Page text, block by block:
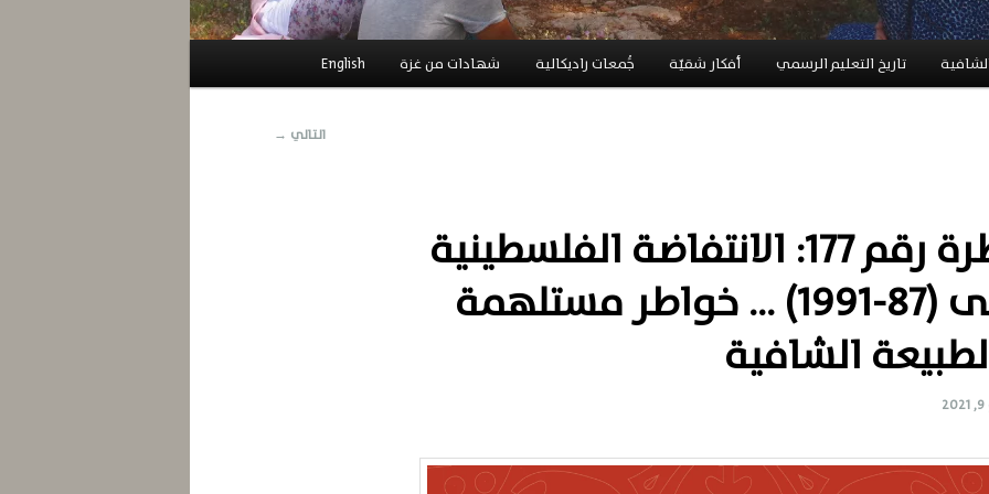
تاريخ التعليم الرسمي أفكار شقيّة جَُمعات راديكالية شهادات من غزة English
التالي →
الخاطرة رقم 177: الانتفاضة الفلسطينية
الأولى (87-1991) … خواطر مستلهمة
الشافية